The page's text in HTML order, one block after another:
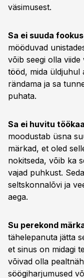
väsimusest.
Sa ei suuda
mööduvad
võib seegi olla
tööd, mida üldjuhul
rändama ja sa
puhata.
Sa ei huvitu
moodustab üsna
märkad, et oled
nokitseda, võib ka
vajad puhkust.
seltskonnalõvi ja
aega.
Su perekond
tähelepanuta jätta
et sinus on midagi
võivad olla
söögiharjumused